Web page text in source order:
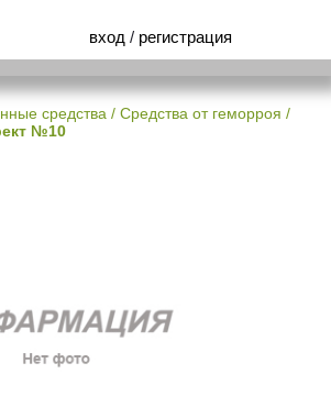
вход / регистрация
средства / Средства от геморроя /
№10